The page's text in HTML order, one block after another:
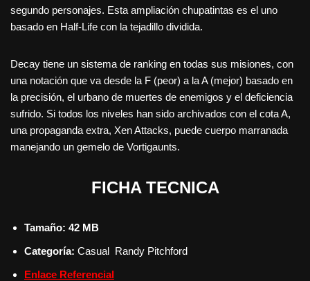
segundo personajes. Esta ampliación chupatintas es el uno
basado en Half-Life con la tejadillo dividida.
Decay tiene un sistema de ranking en todas sus misiones, con
una notación que va desde la F (peor) a la A (mejor) basado en
la precisión, el urbano de muertes de enemigos y el deficiencia
sufrido. Si todos los niveles han sido archivados con el cota A,
una propaganda extra, Xen Attacks, puede cuerpo marranada
manejando un gemelo de Vortigaunts.
FICHA TECNICA
Tamaño: 42 MB
Categoría: Casual Randy Pitchford
Enlace Referencial